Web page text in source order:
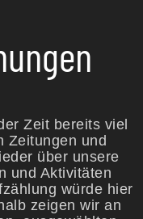
Zeit bereits viel
Zeitungen und
über unsere
und Aktivitäten
würde hier
zeigen wir an